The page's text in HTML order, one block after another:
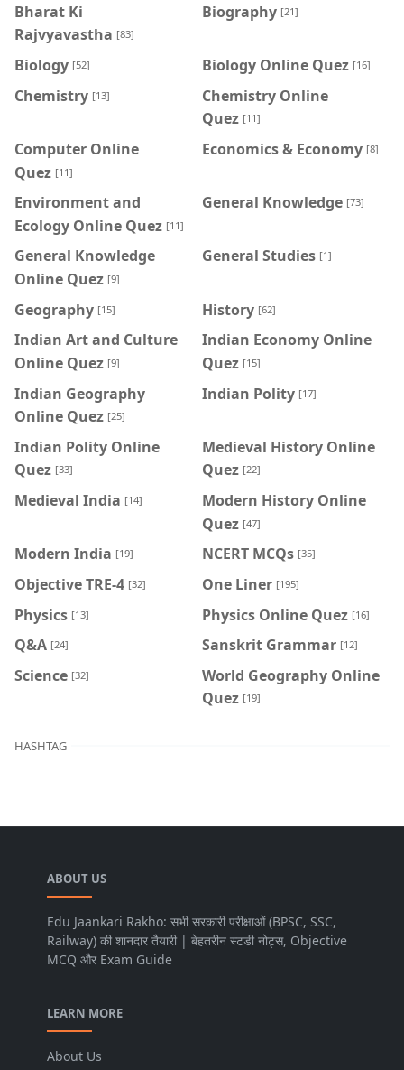
Bharat Ki
Rajvyavastha [83]
Biography [21]
Biology [52] Biology Online Quez [16]
Chemistry [13]
Chemistry Online
Quez [11]
Computer Online
Quez [11]
Economics & Economy [8]
Environment and
Ecology Online Quez [11]
General Knowledge [73]
General Knowledge
Online Quez [9]
General Studies [1]
Geography [15] History [62]
Indian Art and Culture
Online Quez [9]
Indian Economy Online
Quez [15]
Indian Geography
Online Quez [25]
Indian Polity [17]
Indian Polity Online
Quez [33]
Medieval History Online
Quez [22]
Medieval India [14]
Modern History Online
Quez [47]
Modern India [19] NCERT MCQs [35]
Objective TRE-4 [32] One Liner [195]
Physics [13] Physics Online Quez [16]
Q&A [24] Sanskrit Grammar [12]
Science [32]
World Geography Online
Quez [19]
HASHTAG
ABOUT US
Edu Jaankari Rakho: सभी सरकारी परीक्षाओं (BPSC, SSC,
Railway) की शानदार तैयारी | बेहतरीन स्टडी नोट्स, Objective
MCQ और Exam Guide
LEARN MORE
About Us